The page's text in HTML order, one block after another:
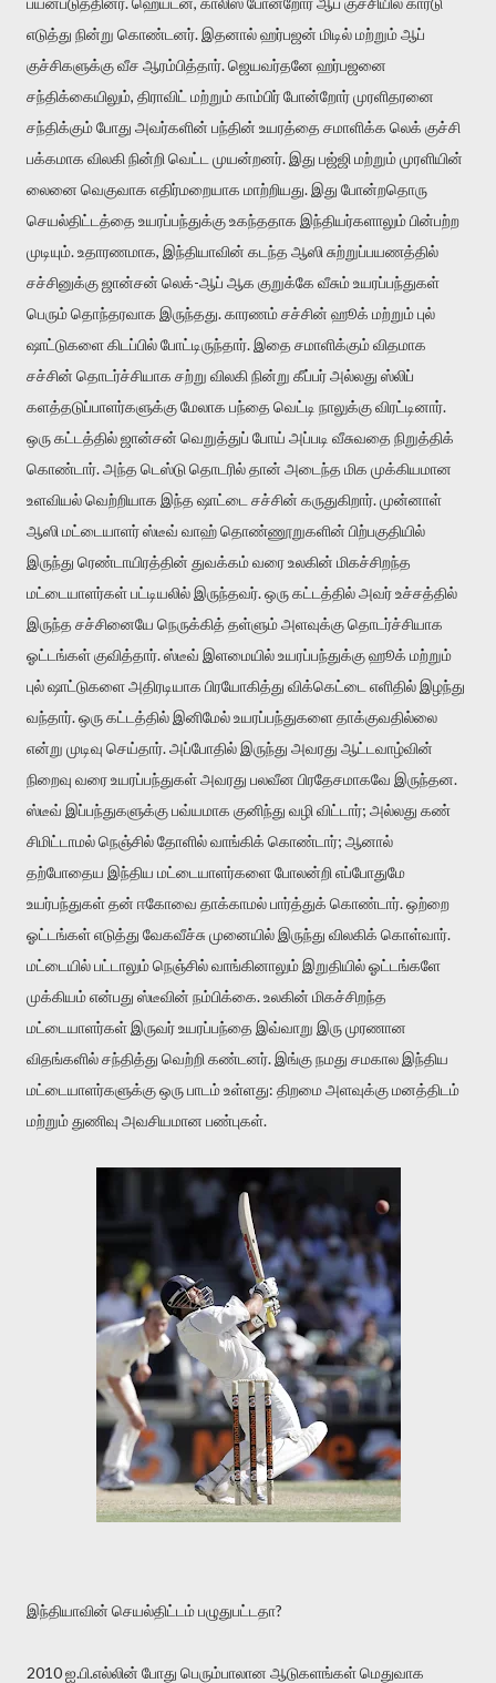
எடுத்து நின்று கொண்டனர். இதனால் ஹர்பஜன் மிடில் மற்றும் ஆப்
குச்சிகளுக்கு வீச ஆரம்பித்தார். ஜெயவர்தனே ஹர்பஜனை
சந்திக்கையிலும், திராவிட் மற்றும் காம்பிர் போன்றோர் முரளிதரனை
சந்திக்கும் போது அவர்களின் பந்தின் உயரத்தை சமாளிக்க லெக் குச்சி
பக்கமாக விலகி நின்றி வெட்ட முயன்றனர். இது பஜ்ஜி மற்றும் முரளியின்
லைனை வெகுவாக எதிர்மறையாக மாற்றியது. இது போன்றதொரு
செயல்திட்டத்தை உயரப்பந்துக்கு உகந்ததாக இந்தியர்களாலும் பின்பற்ற
முடியும். உதாரணமாக, இந்தியாவின் கடந்த ஆஸி சுற்றுப்பயணத்தில்
சச்சினுக்கு ஜான்சன் லெக்-ஆப் ஆக குறுக்கே வீசும் உயரப்பந்துகள்
பெரும் தொந்தரவாக இருந்தது. காரணம் சச்சின் ஹூக் மற்றும் புல்
ஷாட்டுகளை கிடப்பில் போட்டிருந்தார். இதை சமாளிக்கும் விதமாக
சச்சின் தொடர்ச்சியாக சற்று விலகி நின்று கீப்பர் அல்லது ஸ்லிப்
களத்தடுப்பாளர்களுக்கு மேலாக பந்தை வெட்டி நாலுக்கு விரட்டினார்.
ஒரு கட்டத்தில் ஜான்சன் வெறுத்துப் போய் அப்படி வீசுவதை நிறுத்திக்
கொண்டார். அந்த டெஸ்டு தொடரில் தான் அடைந்த மிக முக்கியமான
உளவியல் வெற்றியாக இந்த ஷாட்டை சச்சின் கருதுகிறார். முன்னாள்
ஆஸி மட்டையாளர் ஸ்டீவ் வாஹ் தொண்ணூறுகளின் பிற்பகுதியில்
இருந்து ரெண்டாயிரத்தின் துவக்கம் வரை உலகின் மிகச்சிறந்த
மட்டையாளர்கள் பட்டியலில் இருந்தவர். ஒரு கட்டத்தில் அவர் உச்சத்தில்
இருந்த சச்சினையே நெருக்கித் தள்ளும் அளவுக்கு தொடர்ச்சியாக
ஓட்டங்கள் குவித்தார். ஸ்டீவ் இளமையில் உயரப்பந்துக்கு ஹூக் மற்றும்
புல் ஷாட்டுகளை அதிரடியாக பிரயோகித்து விக்கெட்டை எளிதில் இழந்து
வந்தார். ஒரு கட்டத்தில் இனிமேல் உயரப்பந்துகளை தாக்குவதில்லை
என்று முடிவு செய்தார். அப்போதில் இருந்து அவரது ஆட்டவாழ்வின்
நிறைவு வரை உயரப்பந்துகள் அவரது பலவீன பிரதேசமாகவே இருந்தன.
ஸ்டீவ் இப்பந்துகளுக்கு பவ்யமாக குனிந்து வழி விட்டார்; அல்லது கண்
சிமிட்டாமல் நெஞ்சில் தோளில் வாங்கிக் கொண்டார்; ஆனால்
தற்போதைய இந்திய மட்டையாளர்களை போலன்றி எப்போதுமே
உயர்பந்துகள் தன் ஈகோவை தாக்காமல் பார்த்துக் கொண்டார். ஒற்றை
ஓட்டங்கள் எடுத்து வேகவீச்சு முனையில் இருந்து விலகிக் கொள்வார்.
மட்டையில் பட்டாலும் நெஞ்சில் வாங்கினாலும் இறுதியில் ஓட்டங்களே
முக்கியம் என்பது ஸ்டீவின் நம்பிக்கை. உலகின் மிகச்சிறந்த
மட்டையாளர்கள் இருவர் உயரப்பந்தை இவ்வாறு இரு முரணான
விதங்களில் சந்தித்து வெற்றி கண்டனர். இங்கு நமது சமகால இந்திய
மட்டையாளர்களுக்கு ஒரு பாடம் உள்ளது: திறமை அளவுக்கு மனத்திடம்
மற்றும் துணிவு அவசியமான பண்புகள்.
இந்தியாவின் செயல்திட்டம் பழுதுபட்டதா?
2010 ஐ.பி.எல்லின் போது பெரும்பாலான ஆடுகளங்கள் மெதுவாக